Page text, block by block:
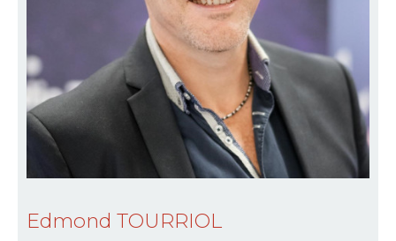
Edmond TOURRIOL